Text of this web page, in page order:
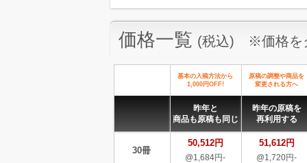
価格一覧 (税込) ※価格を
基本の入稿方法から
1,000円OFF!
原稿の調整や商品を
変更される方へ
昨年と
商品も原稿も同じ
昨年の原稿を
再利用する
30冊
50,512円
@1,684円-
51,612円
@1,720円-